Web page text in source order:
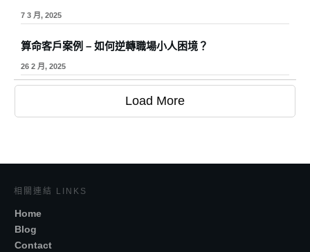
7 3 月, 2025
算命客戶案例 – 如何逆轉職場小人困境？
26 2 月, 2025
Load More
相關連結 LINKS
Home
Blog
Contact